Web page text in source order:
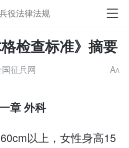
役法律法规
格检查标准》摘要
征兵网 AA
章 外科
以上，女性身高15